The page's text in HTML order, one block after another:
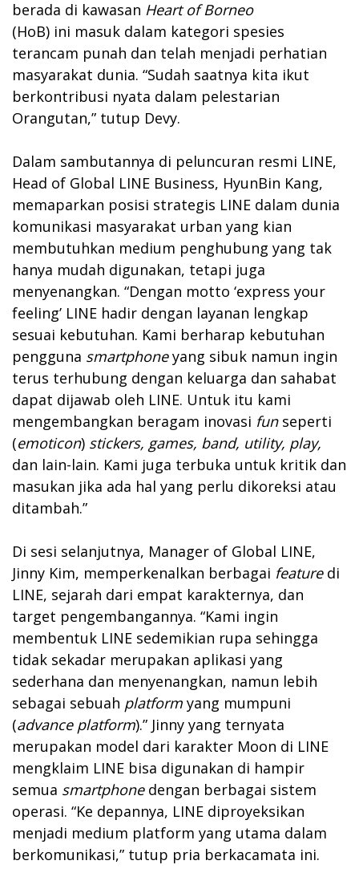
berada di kawasan Heart of Borneo
(HoB) ini masuk dalam kategori spesies
terancam punah dan telah menjadi perhatian
masyarakat dunia. “Sudah saatnya kita ikut
berkontribusi nyata dalam pelestarian
Orangutan,” tutup Devy.
Dalam sambutannya di peluncuran resmi LINE,
Head of Global LINE Business, HyunBin Kang,
memaparkan posisi strategis LINE dalam dunia
komunikasi masyarakat urban yang kian
membutuhkan medium penghubung yang tak
hanya mudah digunakan, tetapi juga
menyenangkan. “Dengan motto ‘express your
feeling’ LINE hadir dengan layanan lengkap
sesuai kebutuhan. Kami berharap kebutuhan
pengguna smartphoneyang sibuk namun ingin
terus terhubung dengan keluarga dan sahabat
dapat dijawab oleh LINE. Untuk itu kami
mengembangkan beragam inovasi funseperti
(emoticon) stickers, games, band, utility, play,
dan lain-lain. Kami juga terbuka untuk kritik dan
masukan jika ada hal yang perlu dikoreksi atau
ditambah.”
Di sesi selanjutnya, Manager of Global LINE,
Jinny Kim, memperkenalkan berbagai featuredi
LINE, sejarah dari empat karakternya, dan
target pengembangannya. “Kami ingin
membentuk LINE sedemikian rupa sehingga
tidak sekadar merupakan aplikasi yang
sederhana dan menyenangkan, namun lebih
sebagai sebuah platform yang mumpuni
(advance platform).” Jinny yang ternyata
merupakan model dari karakter Moon di LINE
mengklaim LINE bisa digunakan di hampir
semua smartphonedengan berbagai sistem
operasi. “Ke depannya, LINE diproyeksikan
menjadi medium platform yang utama dalam
berkomunikasi,” tutup pria berkacamata ini.